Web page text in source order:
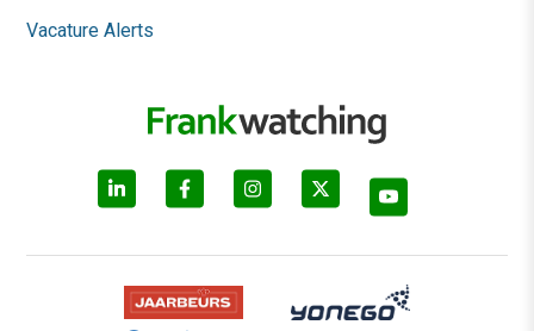
Vacature Alerts